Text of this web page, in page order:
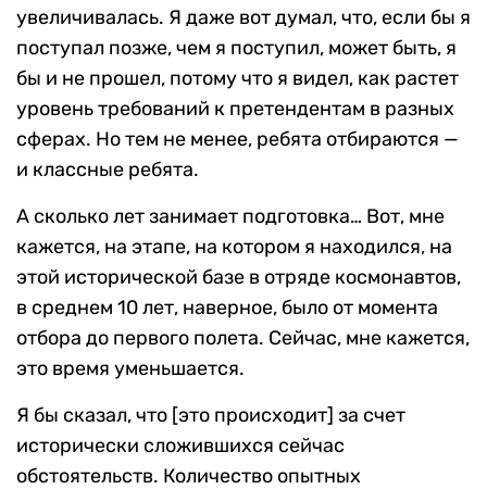
увеличивалась. Я даже вот думал, что, если бы я
поступал позже, чем я поступил, может быть, я
бы и не прошел, потому что я видел, как растет
уровень требований к претендентам в разных
сферах. Но тем не менее, ребята отбираются —
и классные ребята.
А сколько лет занимает подготовка… Вот, мне
кажется, на этапе, на котором я находился, на
этой исторической базе в отряде космонавтов,
в среднем 10 лет, наверное, было от момента
отбора до первого полета. Сейчас, мне кажется,
это время уменьшается.
Я бы сказал, что [это происходит] за счет
исторически сложившихся сейчас
обстоятельств. Количество опытных